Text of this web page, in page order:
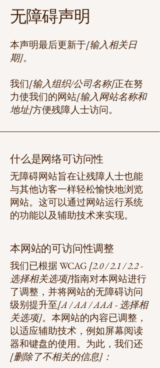
无障碍声明
本声明最后更新于[输入相关日
期]。
我们[输入组织/公司名称]正在努
力使我们的网站[输入网站名称和
地址]方便残障人士访问。
什么是网络可访问性
无障碍网站旨在让残障人士也能
与其他访客一样轻松愉快地浏览
网站。这可以通过网站运行系统
的功能以及辅助技术来实现。
本网站的可访问性调整
我们已根据 WCAG [2.0 / 2.1 / 2.2 -
选择相关选项]指南对本网站进行
了调整，并将网站的无障碍访问
级别提升至[A / AA / AAA - 选择相
关选项]。 本网站的内容已调整，
以适应辅助技术，例如屏幕阅读
器和键盘的使用。为此，我们还
[删除了不相关的信息]：